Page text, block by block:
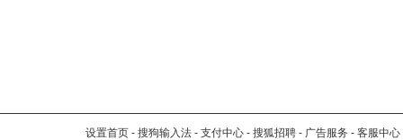
设置首页 - 搜狗输入法 - 支付中心 - 搜狐招聘 - 广告服务 - 客服中心